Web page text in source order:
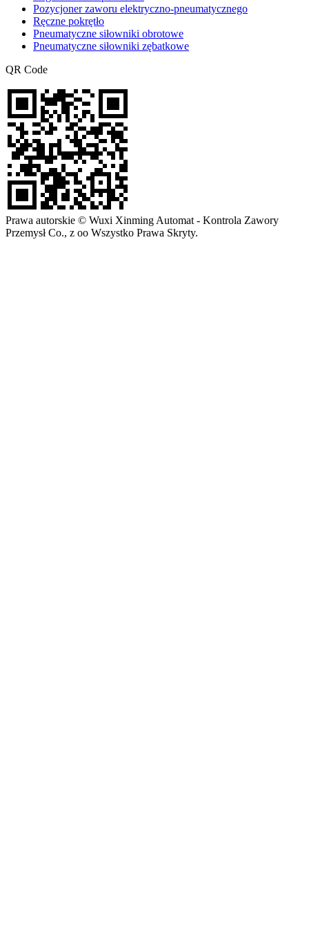
Pozycjoner zaworu elektryczno-pneumatycznego
Ręczne pokrętło
Pneumatyczne siłowniki obrotowe
Pneumatyczne siłowniki zębatkowe
QR Code
Prawa autorskie © Wuxi Xinming Automat - Kontrola Zawory
Przemysł Co., z oo Wszystko Prawa Skryty.